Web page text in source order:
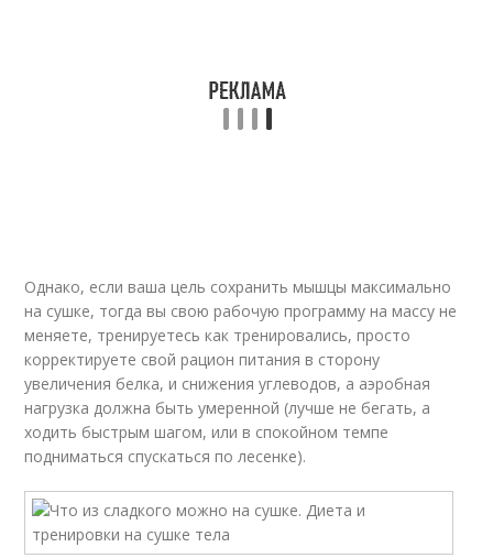
Однако, если ваша цель сохранить мышцы максимально
на сушке, тогда вы свою рабочую программу на массу не
меняете, тренируетесь как тренировались, просто
корректируете свой рацион питания в сторону
увеличения белка, и снижения углеводов, а аэробная
нагрузка должна быть умеренной (лучше не бегать, а
ходить быстрым шагом, или в спокойном темпе
подниматься спускаться по лесенке).